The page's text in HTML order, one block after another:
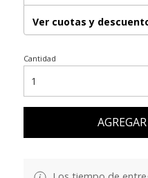
Ver cuotas y
Cantidad